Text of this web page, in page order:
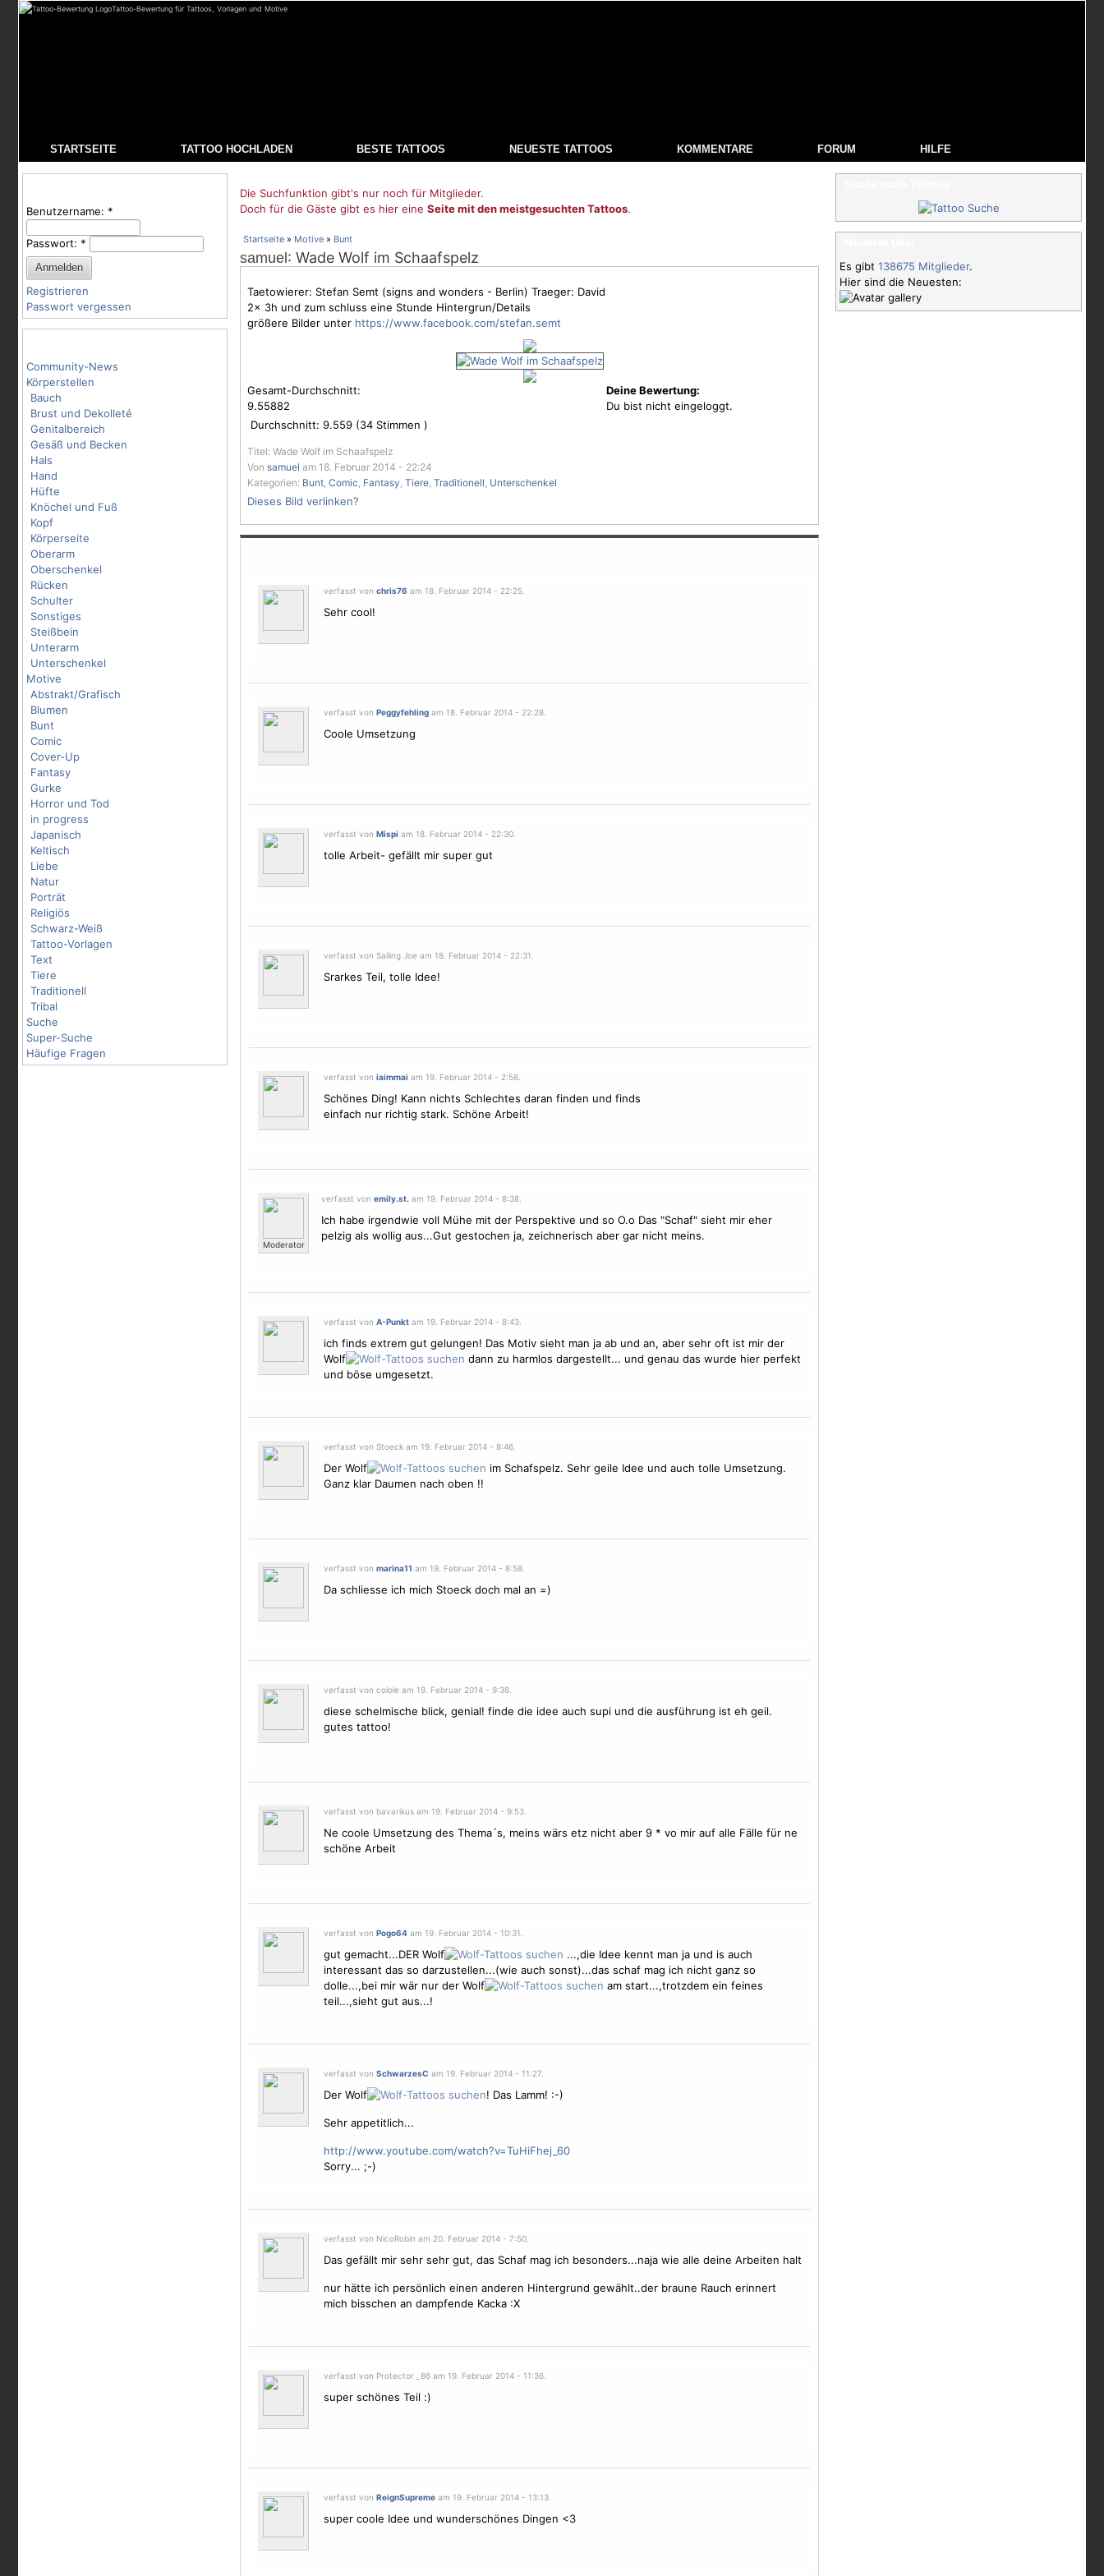
Tattoo-Bewertung für Tattoos, Vorlagen und Motive
STARTSEITE TATTOO HOCHLADEN BESTE TATTOOS NEUESTE TATTOOS KOMMENTARE FORUM HILFE
Benutzername: *
Passwort: *
Registrieren
Passwort vergessen
Community-News
Körperstellen
Bauch
Brust und Dekolleté
Genitalbereich
Gesäß und Becken
Hals
Hand
Hüfte
Knöchel und Fuß
Kopf
Körperseite
Oberarm
Oberschenkel
Rücken
Schulter
Sonstiges
Steißbein
Unterarm
Unterschenkel
Motive
Abstrakt/Grafisch
Blumen
Bunt
Comic
Cover-Up
Fantasy
Gurke
Horror und Tod
in progress
Japanisch
Keltisch
Liebe
Natur
Porträt
Religiös
Schwarz-Weiß
Tattoo-Vorlagen
Text
Tiere
Traditionell
Tribal
Suche
Super-Suche
Häufige Fragen
Die Suchfunktion gibt's nur noch für Mitglieder.
Doch für die Gäste gibt es hier eine Seite mit den meistgesuchten Tattoos.
Startseite » Motive » Bunt
samuel : Wade Wolf im Schaafspelz
Taetowierer: Stefan Semt (signs and wonders - Berlin) Traeger: David
2x 3h und zum schluss eine Stunde Hintergrun/Details
größere Bilder unter https://www.facebook.com/stefan.semt
Gesamt-Durchschnitt:
9.55882
Durchschnitt: 9.559 (34 Stimmen )
Deine Bewertung:
Du bist nicht eingeloggt.
Titel: Wade Wolf im Schaafspelz
Von samuel am 18. Februar 2014 - 22:24
Kategorien: Bunt, Comic, Fantasy, Tiere, Traditionell, Unterschenkel
Dieses Bild verlinken?
verfasst von chris76 am 18. Februar 2014 - 22:25.
Sehr cool!
verfasst von Peggyfehlingam 18. Februar 2014 - 22:28.
Coole Umsetzung
verfasst von Mispi am 18. Februar 2014 - 22:30.
tolle Arbeit- gefällt mir super gut
verfasst von Sailing Joe am 18. Februar 2014 - 22:31.
Srarkes Teil, tolle Idee!
verfasst von iaimmai am 19. Februar 2014 - 2:58.
Schönes Ding! Kann nichts Schlechtes daran finden und finds
einfach nur richtig stark. Schöne Arbeit!
Moderator
verfasst von emily.st. am 19. Februar 2014 - 8:38.
Ich habe irgendwie voll Mühe mit der Perspektive und so O.o Das "Schaf" sieht mir eher
pelzig als wollig aus...Gut gestochen ja, zeichnerisch aber gar nicht meins.
verfasst von A-Punktam 19. Februar 2014 - 8:43.
ich finds extrem gut gelungen! Das Motivsieht man ja ab und an, aber sehr oft ist mir der
Wolf
dann zu harmlos dargestellt... und genau das wurde hier perfekt
und böse umgesetzt.
verfasst von Stoeck am 19. Februar 2014 - 8:46.
Der Wolf
im Schafspelz. Sehr geile Idee und auch tolle Umsetzung.
Ganz klar Daumen nach oben !!
verfasst von marina11 am 19. Februar 2014 - 8:58.
Da schliesse ich mich Stoeck doch mal an =)
verfasst von colole am 19. Februar 2014 - 9:38.
diese schelmische blick, genial! finde die idee auch supi und die ausführung ist eh geil.
gutes tattoo!
verfasst von bavarikus am 19. Februar 2014 - 9:53.
Ne coole Umsetzung des Thema´s, meins wärs etz nicht aber 9 * vo mir auf alle Fälle für ne
schöne Arbeit
verfasst von Pogo64am 19. Februar 2014 - 10:31.
gut gemacht...DER Wolf
...,die Idee kennt man ja und is auch
interessant das so darzustellen...(wie auch sonst)...das schaf mag ich nicht ganz so
dolle...,bei mir wär nur der Wolf
am start...,trotzdem ein feines
teil...,sieht gut aus...!
verfasst von SchwarzesC am 19. Februar 2014 - 11:27.
Der Wolf ! Das Lamm! :-)
Sehr appetitlich...
http://www.youtube.com/watch?v=TuHiFhej_60
Sorry... ;-)
verfasst von NicoRobin am 20. Februar 2014 - 7:50.
Das gefällt mir sehr sehr gut, das Schaf mag ich besonders...naja wie alle deine Arbeiten halt
nur hätte ich persönlich einen anderen Hintergrund gewählt..der braune Rauch erinnert
mich bisschen an dampfende Kacka :X
verfasst von Protector _86 am 19. Februar 2014 - 11:36.
super schönes Teil :)
verfasst von ReignSupremeam 19. Februar 2014 - 13:13.
super coole Idee und wunderschönes Dingen <3
Es gibt 138675 Mitglieder.
Hier sind die Neuesten: